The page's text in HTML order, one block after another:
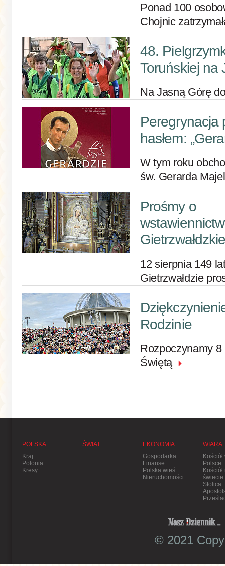
Ponad 100
Chojnic
48.
Toruńskiej na
Na Jasną Górę
Peregrynacja
hasłem:
W tym roku
św. Gerarda
Prośmy o
12 sierpnia 149
Gietrzwałdzie
Rodzinie
Rozpoczynamy
Świętą
POLSKA
Kraj
Polonia
Kresy
ŚWIAT
EKONOMIA
Gospodarka
Finanse
Polska wieś
Nieruchomości
WIARA
Kościół
Polsce
Kościół
świecie
Stolica
© 2021